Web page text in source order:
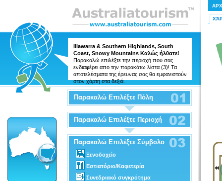
Illawarra & Southern Highlands, South
Coast, Snowy Mountains Καλώς ήλθατε!
Παρακαλώ επιλέξτε την περιοχή που σας
ενδιαφέρει απο την παρακάτω λίστα (3)! Τα
αποτελέσματα της έρευνας σας θα εμφανιστούν
στον χάρτη στα δεξιά.
Παρακαλώ Επιλέξτε Πόλη
Παρακαλώ Επιλέξτε Περιοχή
Παρακαλώ Επιλέξτε Σύμβολο
Ξενοδοχείο
Εστιατόριο/Καφετερία
Συνεδριακό συγκρότημα